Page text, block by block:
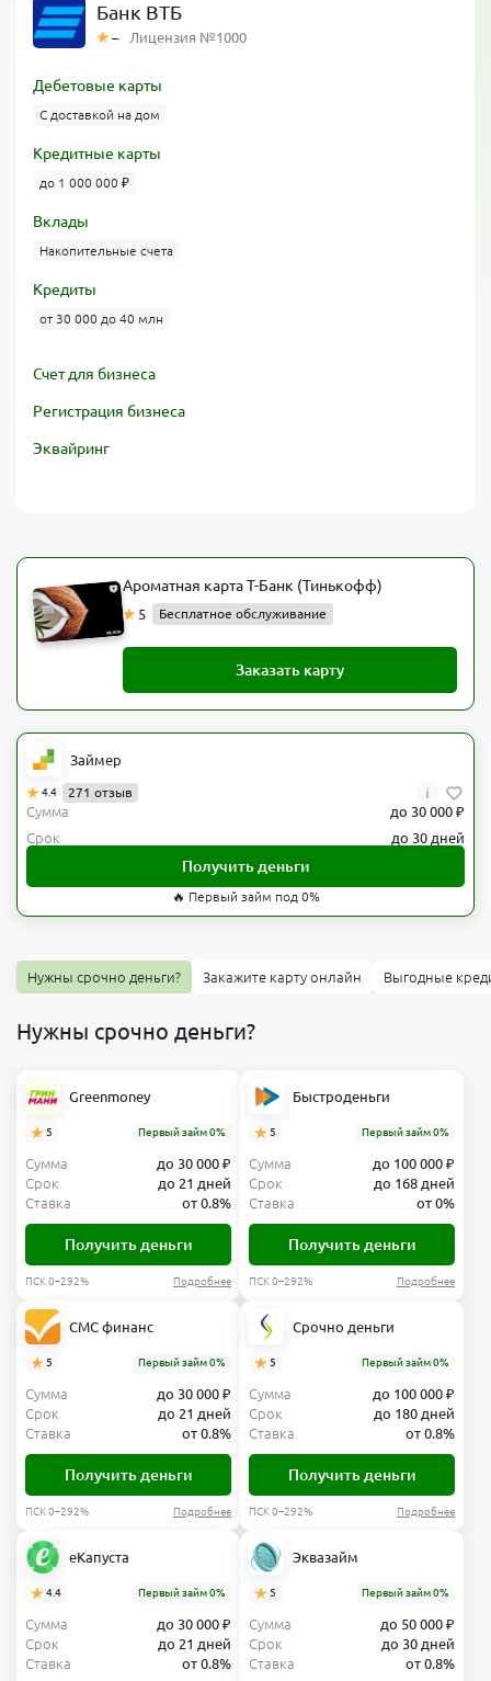
Банк ВТБ
– Лицензия №1000
Дебетовые карты
С доставкой на дом
Кредитные карты
до 1 000 000 ₽
Вклады
Накопительные счета
Кредиты
от 30 000 до 40 млн
Счет для бизнеса
Регистрация бизнеса
Эквайринг
Ароматная карта Т-Банк (Тинькофф)
5 Бесплатное обслуживание
Заказать карту
Займер
4.4 271 отзыв i
Сумма
до 30 000 ₽
Срок
до 30 дней
Получить деньги
🔥 Первый займ под 0%
Нужны срочно деньги? Закажите карту онлайн Выгодные
Нужны срочно деньги?
Greenmoney
5 Первый займ 0%
Сумма
до 30 000 ₽
Срок
до 21 дней
Ставка
от 0.8%
Получить деньги
ПСК 0–292% Подробнее
Быстроденьги
5 Первый займ 0%
Сумма
до 100 000 ₽
Срок
до 168 дней
Ставка
от 0%
Получить деньги
ПСК 0–292% Подробнее
СМС финанс
5 Первый займ 0%
Сумма
до 30 000 ₽
Срок
до 21 дней
Ставка
от 0.8%
Получить деньги
ПСК 0–292% Подробнее
Срочно деньги
5 Первый займ 0%
Сумма
до 100 000 ₽
Срок
до 180 дней
Ставка
от 0.8%
Получить деньги
ПСК 0–292% Подробнее
еКапуста
4.4 Первый займ 0%
Сумма
до 30 000 ₽
Срок
до 21 дней
Ставка
от 0.8%
Эквазайм
5 Первый займ 0%
Сумма
до 50 000 ₽
Срок
до 30 дней
Ставка
от 0.8%